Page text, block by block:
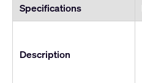
Specifications
Description